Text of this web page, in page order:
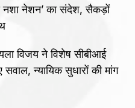
नशा नेशन’ का संदेश, सैकड़ों
विजय ने विशेष सीबीआई
सवाल, न्यायिक सुधारों की मांग